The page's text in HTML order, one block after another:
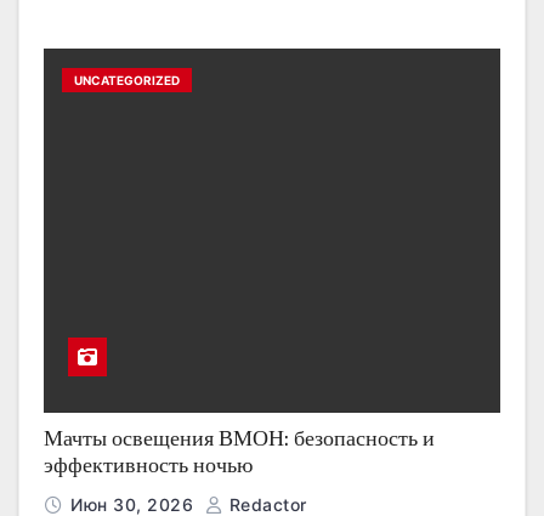
UNCATEGORIZED
Мачты освещения ВМОН: безопасность и
эффективность ночью
Июн 30, 2026 Redactor